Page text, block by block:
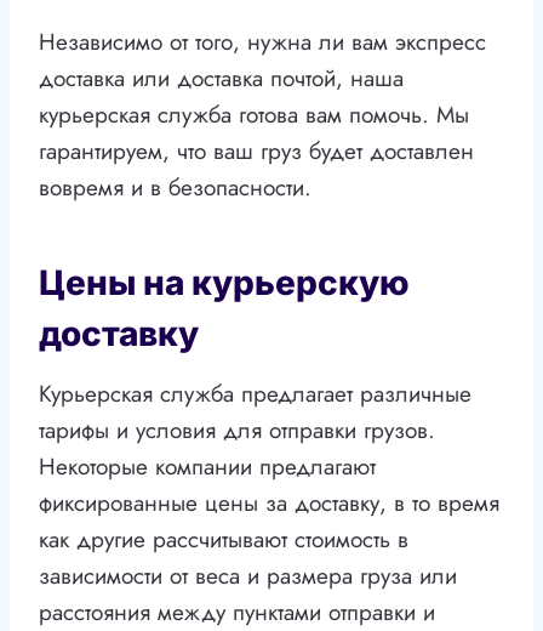
Независимо от того, нужна ли вам экспресс
доставка или доставка почтой, наша
курьерская служба готова вам помочь. Мы
гарантируем, что ваш груз будет доставлен
вовремя и в безопасности.
Цены на курьерскую
доставку
Курьерская служба предлагает различные
тарифы и условия для отправки грузов.
Некоторые компании предлагают
фиксированные цены за доставку, в то время
как другие рассчитывают стоимость в
зависимости от веса и размера груза или
расстояния между пунктами отправки и